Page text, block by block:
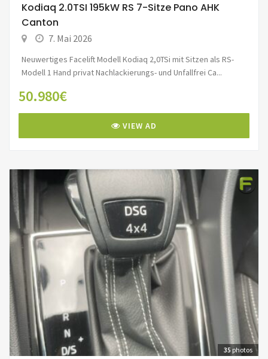
Kodiaq 2.0TSI 195kW RS 7-Sitze Pano AHK
Canton
7. Mai 2026
Neuwertiges Facelift Modell Kodiaq 2,0TSi mit Sitzen als RS-
Modell 1 Hand privat Nachlackierungs- und Unfallfrei Ca...
50.980€
VIEW AD
35 photos